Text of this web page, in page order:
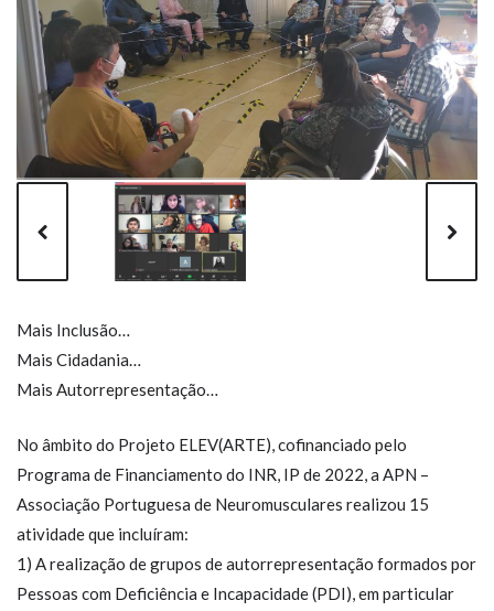
Mais Inclusão…
Mais Cidadania…
Mais Autorrepresentação…
No âmbito do Projeto ELEV(ARTE), cofinanciado pelo
Programa de Financiamento do INR, IP de 2022, a APN –
Associação Portuguesa de Neuromusculares realizou 15
atividade que incluíram:
1) A realização de grupos de autorrepresentação formados por
Pessoas com Deficiência e Incapacidade (PDI), em particular